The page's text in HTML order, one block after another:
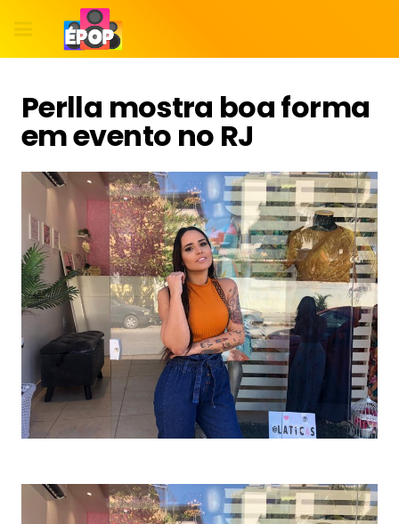
Perlla mostra boa forma
em evento no RJ